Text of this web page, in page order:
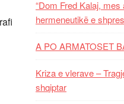
“Dom Fred Kalaj,
hermeneutikë e
A PO ARMATOSET
Kriza e vlerave –
shqiptar